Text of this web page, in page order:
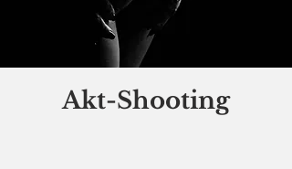
Akt-Shooting